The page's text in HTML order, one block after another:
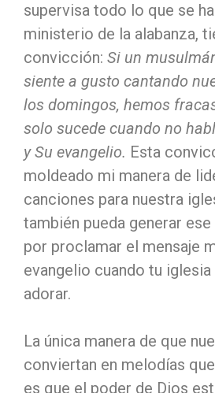
supervisa todo lo que se
ministerio de la alabanza,
convicción: Si un
siente a gusto cantando
los domingos, hemos
solo sucede cuando no
y Su evangelio. Esta
moldeado mi manera de
canciones para nuestra
también pueda generar
por proclamar el mensaje
evangelio cuando tu
adorar.
La única manera de que
conviertan en melodías
es que el poder de Dios